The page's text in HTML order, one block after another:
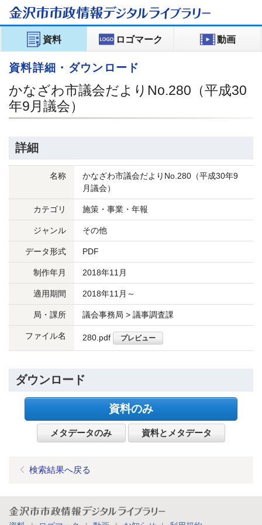
金沢市市政情報デジタルライブラリー
資料 ロゴマーク 動画
資料詳細・ダウンロード
かなざわ市議会だよりNo.280（平成30
年9月議会）
詳細
名称
かなざわ市議会だよりNo.280（平成30年9
月議会）
カテゴリ 施策・事業・年報
ジャンル その他
データ形式 PDF
制作年月 2018年11月
適用期間 2018年11月～
局・課所 議会事務局 > 議事調査課
ファイル名 280.pdf プレビュー
ダウンロード
資料のみ
メタデータのみ 資料とメタデータ
検索結果へ戻る
金沢市市政情報デジタルライブラリー